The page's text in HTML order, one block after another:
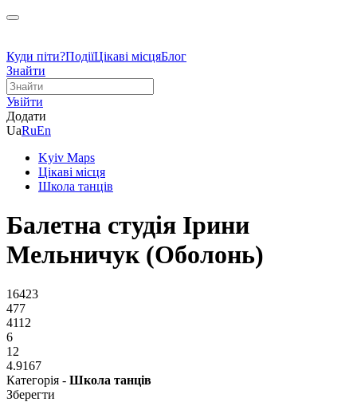
Куди піти?ПодіїЦікаві місцяБлог
Знайти
Увійти
Додати
UaRuEn
Kyiv Maps
Цікаві місця
Школа танців
Балетна студія Ірини
Мельничук (Оболонь)
16423
477
4112
6
12
4.9167
Категорія - Школа танців
Зберегти